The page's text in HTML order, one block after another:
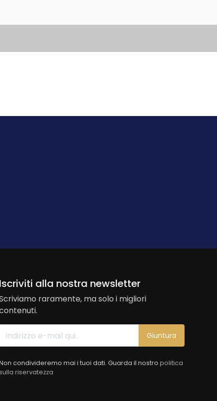
Iscriviti alla nostra newsletter
raramente, ma solo i migliori
Giuntura
condivideremo mai i tuoi dati. Guarda il nostro politica
riservatezza